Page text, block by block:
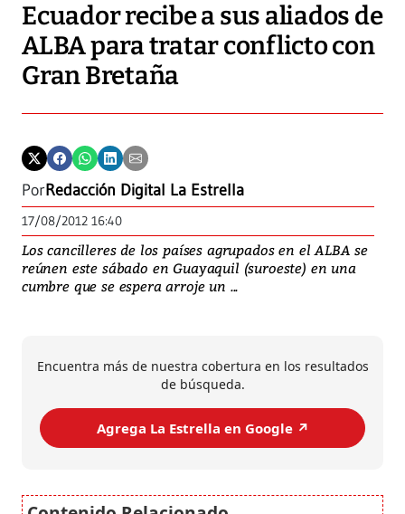
Ecuador recibe a sus aliados de
ALBA para tratar conflicto con
Gran Bretaña
PorRedacción Digital La Estrella
17/08/2012 16:40
Los cancilleres de los países agrupados en el ALBA se
reúnen este sábado en Guayaquil (suroeste) en una
cumbre que se espera arroje un ...
Encuentra más de nuestra cobertura en los resultados
de búsqueda.
Agrega La Estrella en Google ↗️